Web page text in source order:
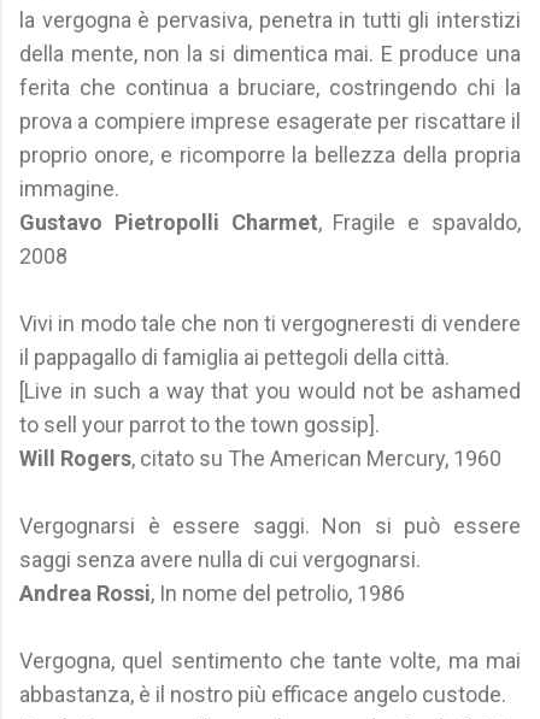
la vergogna è pervasiva, penetra in tutti gli interstizi
della mente, non la si dimentica mai. E produce una
ferita che continua a bruciare, costringendo chi la
prova a compiere imprese esagerate per riscattare il
proprio onore, e ricomporre la bellezza della propria
immagine.
Gustavo Pietropolli Charmet, Fragile e spavaldo,
2008
Vivi in modo tale che non ti vergogneresti di vendere
il pappagallo di famiglia ai pettegoli della città.
[Live in such a way that you would not be ashamed
to sell your parrot to the town gossip].
Will Rogers, citato su The American Mercury, 1960
Vergognarsi è essere saggi. Non si può essere
saggi senza avere nulla di cui vergognarsi.
Andrea Rossi, In nome del petrolio, 1986
Vergogna, quel sentimento che tante volte, ma mai
abbastanza, è il nostro più efficace angelo custode.